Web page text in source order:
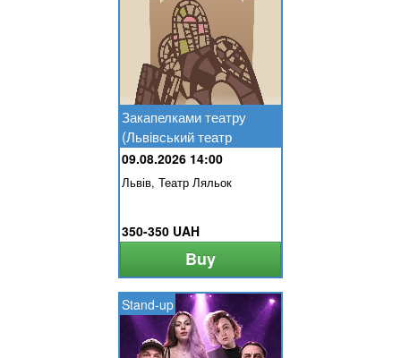
Закапелками театру
(Львівський театр
ляльок)
09.08.2026 14:00
Львів, Театр Ляльок
350-350 UAH
Buy
Stand-up